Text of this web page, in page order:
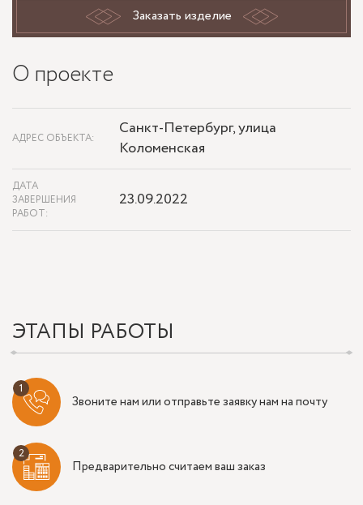
Заказать изделие
О проекте
АДРЕС ОБЪЕКТА:
Санкт-Петербург, улица
Коломенская
ДАТА
ЗАВЕРШЕНИЯ
РАБОТ:
23.09.2022
ЭТАПЫ РАБОТЫ
Звоните нам или отправьте заявку нам на почту
Предварительно считаем ваш заказ